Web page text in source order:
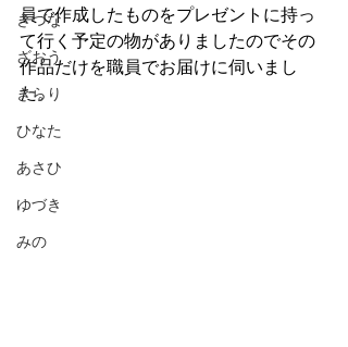
きづな
ざおう
きらり
ひなた
あさひ
ゆづき
みの
員で作成したものをプレゼントに持っ
て行く予定の物がありましたのでその
作品だけを職員でお届けに伺いまし
た。